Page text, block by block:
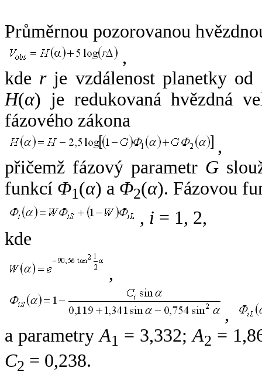
Průměrnou pozorovanou
,
kde rje vzdálenost planetky od
H(α) je redukovaná hvězdná
fázového zákona
,
přičemž fázový parametr G
funkcí Φ1(α) a Φ2(α). Fázovou
, i = 1, 2,
kde
,
,
a parametryA1 = 3,332;A2 =
C2 = 0,238.